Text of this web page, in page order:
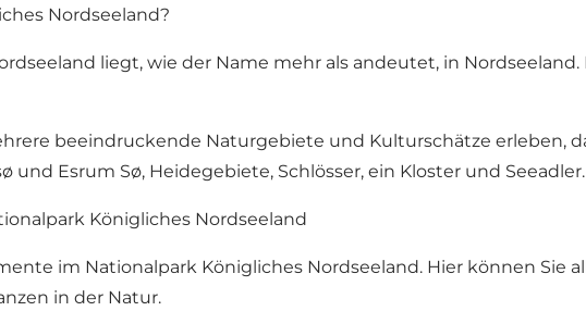
Nordseeland?
liegt, wie der Name mehr als andeutet, in
beeindruckende Naturgebiete und Kulturschätze erleben,
und Esrum Sø, Heidegebiete, Schlösser, ein Kloster und Seeadler.
Königliches Nordseeland
im Nationalpark Königliches Nordseeland. Hier können Sie
in der Natur.